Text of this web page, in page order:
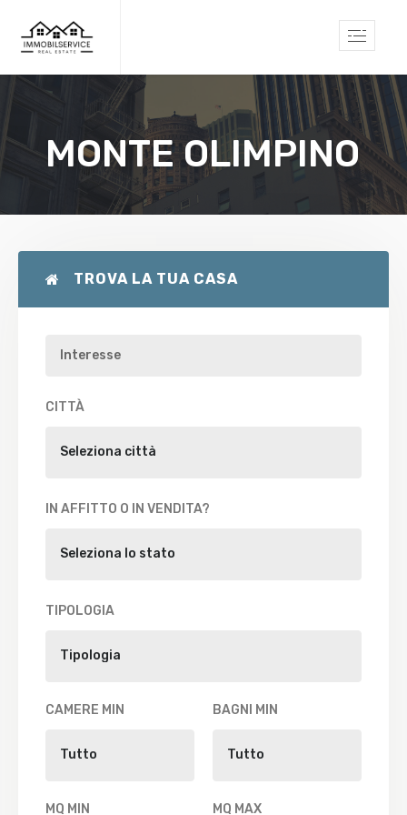
MONTE OLIMPINO
TROVA LA TUA CASA
CITTÀ
IN AFFITTO O IN VENDITA?
TIPOLOGIA
CAMERE MIN BAGNI MIN
MQ MIN MQ MAX